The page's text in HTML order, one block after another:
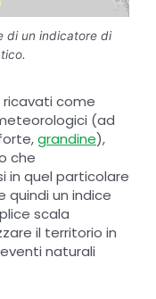
come
(ad
grandine),
che
in quel particolare
quindi un indice
scala
il territorio in
naturali
di un indicatore di